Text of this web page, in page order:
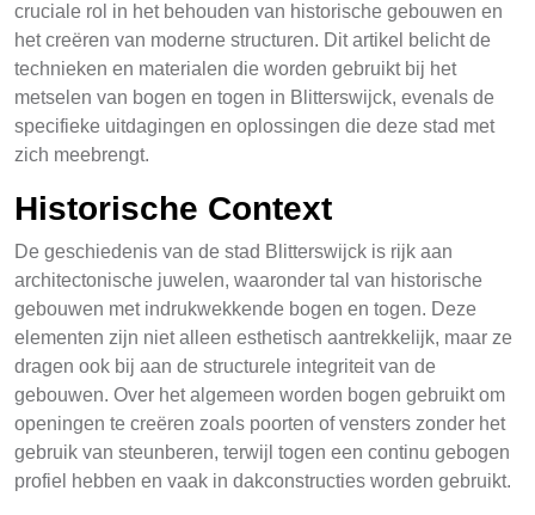
cruciale rol in het behouden van historische gebouwen en
het creëren van moderne structuren. Dit artikel belicht de
technieken en materialen die worden gebruikt bij het
metselen van bogen en togen in Blitterswijck, evenals de
specifieke uitdagingen en oplossingen die deze stad met
zich meebrengt.
Historische Context
De geschiedenis van de stad Blitterswijck is rijk aan
architectonische juwelen, waaronder tal van historische
gebouwen met indrukwekkende bogen en togen. Deze
elementen zijn niet alleen esthetisch aantrekkelijk, maar ze
dragen ook bij aan de structurele integriteit van de
gebouwen. Over het algemeen worden bogen gebruikt om
openingen te creëren zoals poorten of vensters zonder het
gebruik van steunberen, terwijl togen een continu gebogen
profiel hebben en vaak in dakconstructies worden gebruikt.